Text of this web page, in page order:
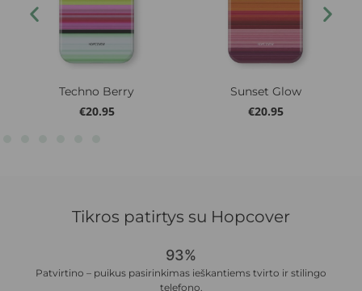
Techno Berry
€20.95
Sunset Glow
€20.95
Tikros patirtys su Hopcover
93%
Patvirtino – puikus pasirinkimas ieškantiems tvirto ir stilingo
telefono.